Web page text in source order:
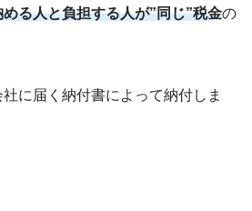
る人と負担する人が”同じ”税金の
に届く納付書によって納付しま